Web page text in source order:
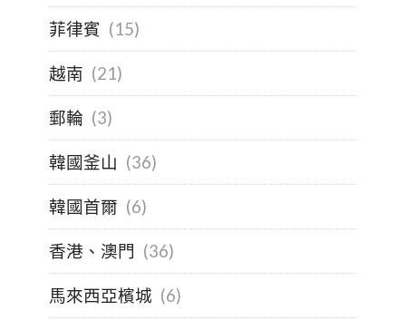
菲律賓 (15)
越南 (21)
郵輪 (3)
韓國釜山 (36)
韓國首爾 (6)
香港、澳門 (36)
馬來西亞檳城 (6)